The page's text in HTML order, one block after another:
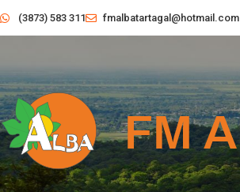
(3873) 583 311 fmalbatartagal@hotmail.com